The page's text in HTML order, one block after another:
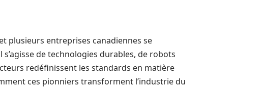
plusieurs entreprises canadiennes se
de technologies durables, de robots
redéfinissent les standards en matière
ces pionniers transforment l’industrie du